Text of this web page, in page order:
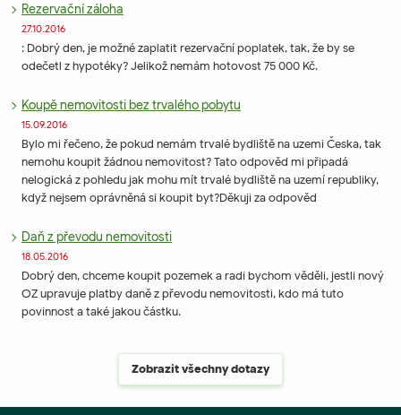
Rezervační záloha
27.10.2016
: Dobrý den, je možné zaplatit rezervační poplatek, tak, že by se
odečetl z hypotéky? Jelikož nemám hotovost 75 000 Kč.
Koupě nemovitosti bez trvalého pobytu
15.09.2016
Bylo mi řečeno, že pokud nemám trvalé bydliště na uzemi Česka, tak
nemohu koupit žádnou nemovitost? Tato odpověd mi připadá
nelogická z pohledu jak mohu mít trvalé bydliště na uzemí republiky,
když nejsem oprávněná si koupit byt?Děkuji za odpověd
Daň z převodu nemovitosti
18.05.2016
Dobrý den, chceme koupit pozemek a radi bychom věděli, jestli nový
OZ upravuje platby daně z převodu nemovitosti, kdo má tuto
povinnost a také jakou částku.
Zobrazit všechny dotazy